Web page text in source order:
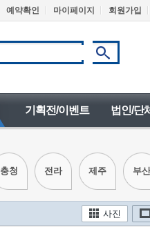
예약확인 마이페이지 회원가입
기획전/이벤트 법인/단
충청 전라 제주 부산
사진